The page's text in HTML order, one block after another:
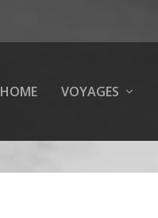
HOME VOYAGES